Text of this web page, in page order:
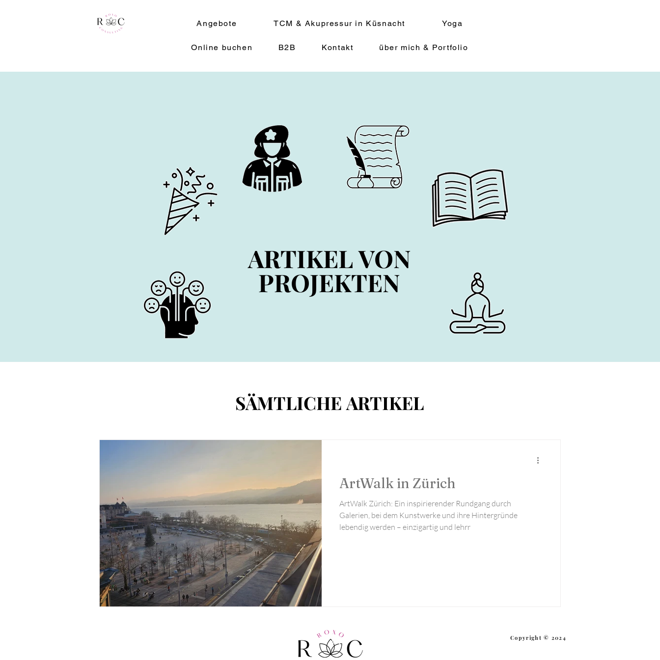
Angebote TCM & Akupressur in Küsnacht Yoga
Online buchen B2B Kontakt über mich & Portfolio
ARTIKEL VON
PROJEKTEN
ARTIKEL VON
PROJEKTEN
Buch Internationale Angelegenheiten Manuskript: Kintsugi Lebensmanagement
ArtWalk in Zürich
ArtWalk Zürich: Ein inspirierender Rundgang durch
Galerien, bei dem Kunstwerke und ihre Hintergründe
lebendig werden – einzigartig und lehrr
SÄMTLICHE ARTIKEL
SÄMTLICHE ARTIKEL
Copyright © 2024